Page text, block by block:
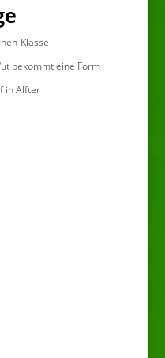
Klasse
bekommt eine Form
in Alfter